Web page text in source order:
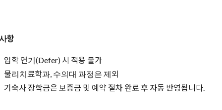
항
입학 연기(Defer) 시 적용 불가
물리치료학과, 수의대 과정은 제외
기숙사 장학금은 보증금 및 예약 절차 완료 후 자동 반영됩니다.